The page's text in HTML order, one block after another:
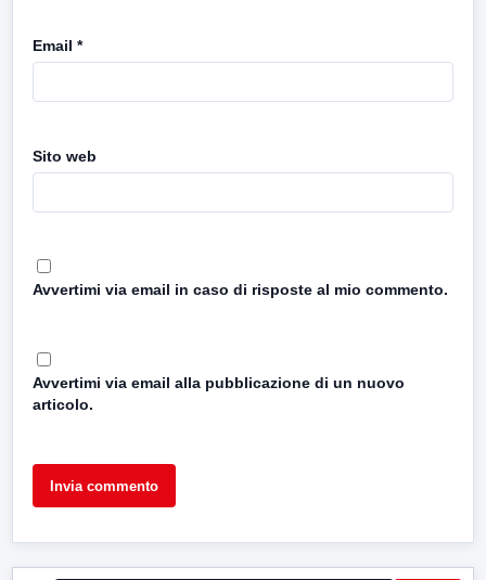
Email *
Sito web
Avvertimi via email in caso di risposte al mio commento.
Avvertimi via email alla pubblicazione di un nuovo
articolo.